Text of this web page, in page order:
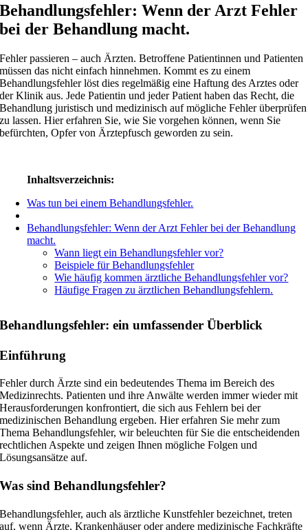
Behandlungsfehler: Wenn der Arzt Fehler
bei der Behandlung macht.
Fehler passieren – auch Ärzten. Betroffene Patientinnen und Patienten
müssen das nicht einfach hinnehmen. Kommt es zu einem
Behandlungsfehler löst dies regelmäßig eine Haftung des Arztes oder
der Klinik aus. Jede Patientin und jeder Patient haben das Recht, die
Behand­lung juristisch und medizi­nisch auf mögliche Fehler über­prüfen
zu lassen. Hier erfahren Sie, wie Sie vorgehen können, wenn Sie
befürchten, Opfer von Ärztepfusch geworden zu sein.
Inhaltsverzeichnis:
Was tun bei einem Behandlungsfehler.
Behandlungsfehler: Wenn der Arzt Fehler bei der Behandlung
macht.
Wann liegt ein Behandlungsfehler vor?
Beispiele für Behandlungsfehler
Wie häufig kommen ärztliche Behandlungsfehler vor?
Häufige Fragen zu ärztlichen Behandlungsfehlern.
Behandlungsfehler: ein umfassender Überblick
Einführung
Fehler durch Ärzte sind ein bedeutendes Thema im Bereich des
Medizinrechts. Patienten und ihre Anwälte werden immer wieder mit
Herausforderungen konfrontiert, die sich aus Fehlern bei der
medizinischen Behandlung ergeben. Hier erfahren Sie mehr zum
Thema Behandlungsfehler, wir beleuchten für Sie die entscheidenden
rechtlichen Aspekte und zeigen Ihnen mögliche Folgen und
Lösungsansätze auf.
Was sind Behandlungsfehler?
Behandlungsfehler, auch als ärztliche Kunstfehler bezeichnet, treten
auf, wenn Ärzte, Krankenhäuser oder andere medizinische Fachkräfte